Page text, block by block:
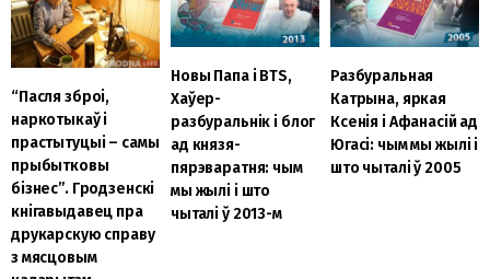
“Пасля зброі,
наркотыкаў і
прастытуцыі – самы
прыбытковы
бізнес”. Гродзенскі
кнігавыдавец пра
друкарскую справу
з мясцовым
Новы Папа і BTS,
Хаўер-
разбуральнік і блог
ад князя-
пярэваратня: чым
мы жылі і што
чыталі ў 2013-м
Разбуральная
Катрына, яркая
Ксенія і Афанасій ад
Югасі: чым мы жылі і
што чыталі ў 2005